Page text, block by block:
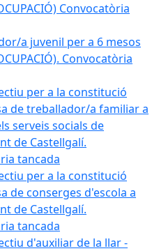
Convocatòria
a juvenil per a 6 mesos
Convocatòria
per a la constitució
de treballador/a familiar a
serveis socials de
de Castellgalí.
tancada
per a la constitució
de conserges d'escola a
de Castellgalí.
tancada
d'auxiliar de la llar -